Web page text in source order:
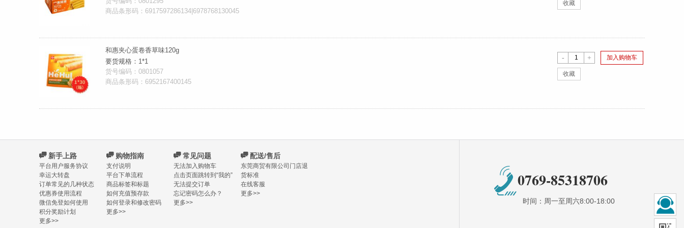
收藏
商品条形码：6917597286134|6978768130045
- + 加入购物车
收藏
和惠夹心蛋卷香草味120g
要货规格：1*1
货号编码：0801057
商品条形码：6952167400145
C新手上路
平台用户服务协议
幸运大转盘
订单常见的几种状态
优惠券使用流程
微信免登如何使用
积分奖励计划
更多>>
C购物指南
支付说明
平台下单流程
商品标签和标题
如何充值预存款
如何登录和修改密码
更多>>
C常见问题
无法加入购物车
点击页面跳转到“我的”
无法提交订单
忘记密码怎么办？
更多>>
C配送/售后
东莞商贸有限公司门店退
货标准
在线客服
更多>>
0769-85318706
时间：周一至周六8:00-18:00